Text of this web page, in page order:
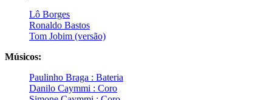
Lô Borges
Ronaldo Bastos
Tom Jobim (versão)
Músicos:
Paulinho Braga : Bateria
Danilo Caymmi : Coro